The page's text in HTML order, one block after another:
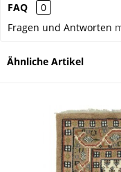
FAQ
0
Fragen und Antworten
Ähnliche Artikel